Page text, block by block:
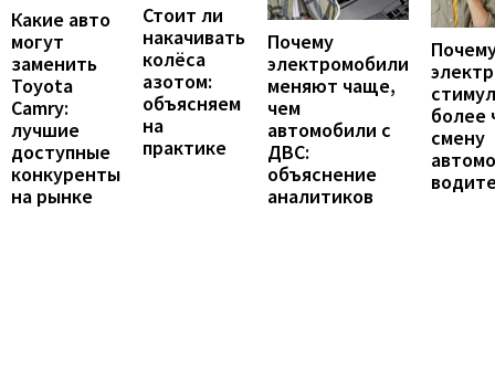
Какие авто
могут
заменить
Toyota
Camry:
лучшие
доступные
конкуренты
на рынке
Стоит ли
накачивать
колёса
азотом:
объясняем
на
практике
Почему
электромобили
меняют чаще,
чем
автомобили с
ДВС:
объяснение
аналитиков
более
смену